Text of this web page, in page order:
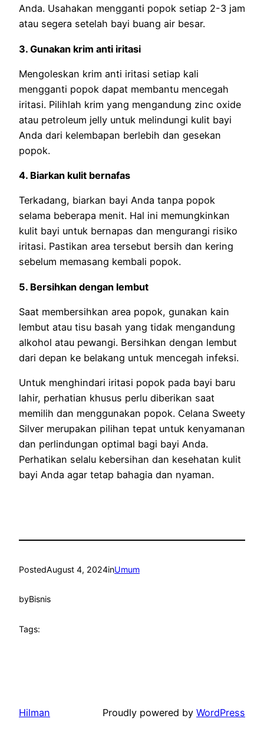
Anda. Usahakan mengganti popok setiap 2-3 jam
atau segera setelah bayi buang air besar.
3. Gunakan krim anti iritasi
Mengoleskan krim anti iritasi setiap kali
mengganti popok dapat membantu mencegah
iritasi. Pilihlah krim yang mengandung zinc oxide
atau petroleum jelly untuk melindungi kulit bayi
Anda dari kelembapan berlebih dan gesekan
popok.
4. Biarkan kulit bernafas
Terkadang, biarkan bayi Anda tanpa popok
selama beberapa menit. Hal ini memungkinkan
kulit bayi untuk bernapas dan mengurangi risiko
iritasi. Pastikan area tersebut bersih dan kering
sebelum memasang kembali popok.
5. Bersihkan dengan lembut
Saat membersihkan area popok, gunakan kain
lembut atau tisu basah yang tidak mengandung
alkohol atau pewangi. Bersihkan dengan lembut
dari depan ke belakang untuk mencegah infeksi.
Untuk menghindari iritasi popok pada bayi baru
lahir, perhatian khusus perlu diberikan saat
memilih dan menggunakan popok. Celana Sweety
Silver merupakan pilihan tepat untuk kenyamanan
dan perlindungan optimal bagi bayi Anda.
Perhatikan selalu kebersihan dan kesehatan kulit
bayi Anda agar tetap bahagia dan nyaman.
PostedAugust 4, 2024inUmum
byBisnis
Tags:
Hilman Proudly powered by WordPress